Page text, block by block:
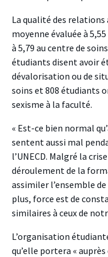
La qualité des relations
moyenne évaluée à
à 5,79 au centre de
étudiants disent avoir
dévalorisation ou de
soins et 808 étudiants
sexisme à la faculté.
« Est-ce bien normal
sentent aussi mal
l’UNECD. Malgré la
déroulement de la
assimiler l’ensemble
plus, force est de
similaires à ceux de
L’organisation
qu’elle portera «